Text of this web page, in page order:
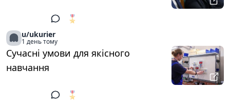
🎖️
u/ukurier
1 день тому
Сучасні умови для якісного
навчання
🎖️